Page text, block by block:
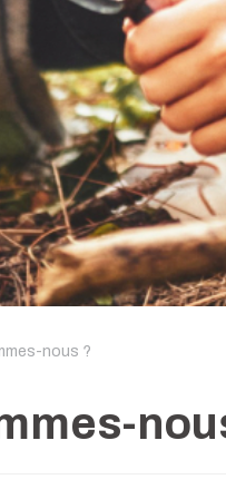
nous ?